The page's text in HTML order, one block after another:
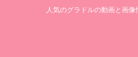
人気のグラドルの動画と画